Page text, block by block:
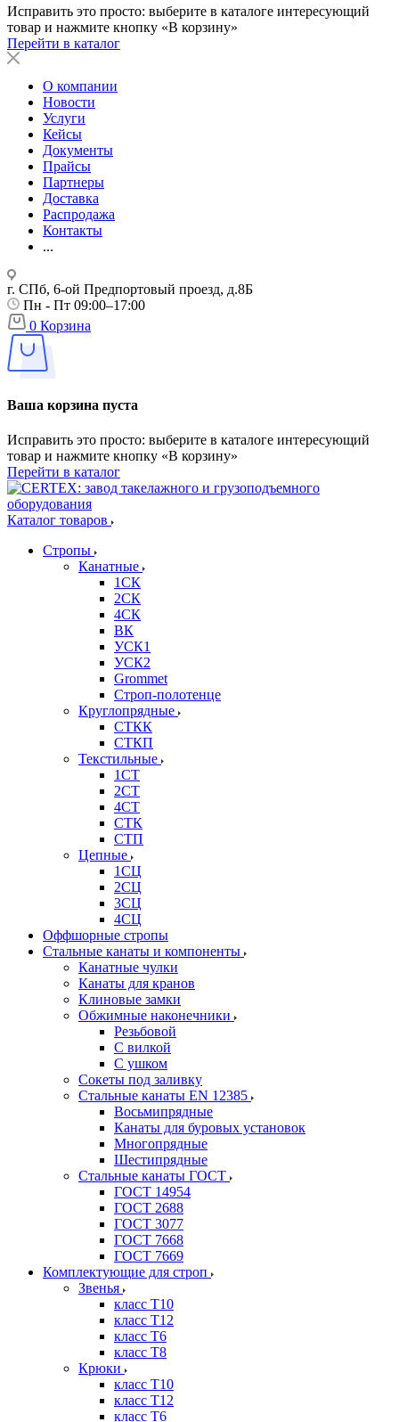
Исправить это просто: выберите в каталоге интересующий
товар и нажмите кнопку «В корзину»
Перейти в каталог
О компании
Новости
Услуги
Кейсы
Документы
Прайсы
Партнеры
Доставка
Распродажа
Контакты
...
г. СПб, 6-ой Предпортовый проезд, д.8Б
Пн - Пт 09:00–17:00
0 Корзина
Ваша корзина пуста
Исправить это просто: выберите в каталоге интересующий
товар и нажмите кнопку «В корзину»
Перейти в каталог
Каталог товаров
Стропы
Канатные
1СК
2СК
4СК
ВК
УСК1
УСК2
Grommet
Строп-полотенце
Круглопрядные
СТКК
СТКП
Текстильные
1СТ
2СТ
4СТ
СТК
СТП
Цепные
1СЦ
2СЦ
3СЦ
4СЦ
Оффшорные стропы
Стальные канаты и компоненты
Канатные чулки
Канаты для кранов
Клиновые замки
Обжимные наконечники
Резьбовой
С вилкой
С ушком
Сокеты под заливку
Стальные канаты EN 12385
Восьмипрядные
Канаты для буровых установок
Многопрядные
Шестипрядные
Стальные канаты ГОСТ
ГОСТ 14954
ГОСТ 2688
ГОСТ 3077
ГОСТ 7668
ГОСТ 7669
Комплектующие для строп
Звенья
класс Т10
класс Т12
класс Т6
класс Т8
Крюки
класс Т10
класс Т12
класс Т6